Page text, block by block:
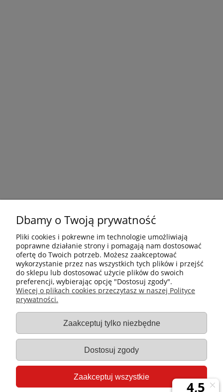
Płatności i dostawa
Gastro-Pol
Moje konto
Pomoc
Dbamy o Twoją prywatność
Pliki cookies i pokrewne im technologie umożliwiają
poprawne działanie strony i pomagają nam dostosować
ofertę do Twoich potrzeb. Możesz zaakceptować
wykorzystanie przez nas wszystkich tych plików i przejść
do sklepu lub dostosować użycie plików do swoich
preferencji, wybierając opcję "Dostosuj zgody".
Więcej o plikach cookies przeczytasz w naszej Polityce
prywatności.
Zaakceptuj tylko niezbędne
Dostosuj zgody
Zaakceptuj wszystkie